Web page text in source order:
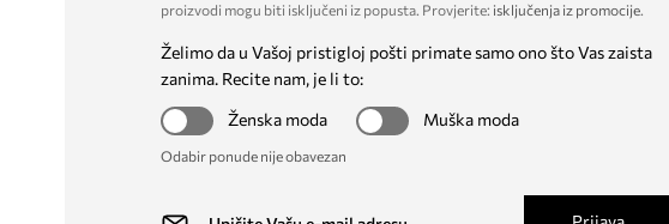
proizvodi mogu biti isključeni iz popusta. Provjerite: isključenja iz promocije.
Želimo da u Vašoj pristigloj pošti primate samo ono što Vas zaista
zanima. Recite nam, je li to:
Ženska moda
Muška moda
Odabir ponude nije obavezan